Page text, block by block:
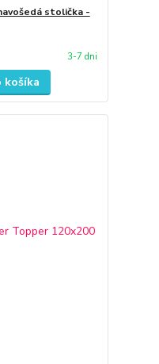
stolička -
3-7 dni
košíka